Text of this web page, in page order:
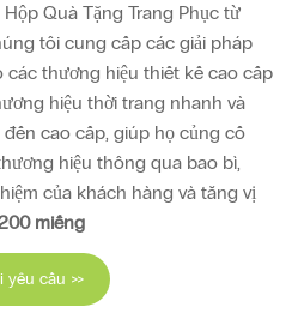
Quà Tặng Trang Phục từ
tôi cung cấp các giải pháp
thương hiệu thiết kế cao cấp
hiệu thời trang nhanh và
cao cấp, giúp họ củng cố
hiệu thông qua bao bì,
của khách hàng và tăng vị
miếng
yêu cầu >>